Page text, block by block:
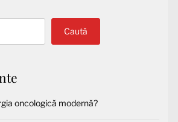
Caută
oncologică modernă?